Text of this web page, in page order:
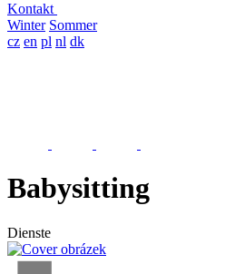
Kontakt
Winter Sommer
cz en pl nl dk
Babysitting
Dienste